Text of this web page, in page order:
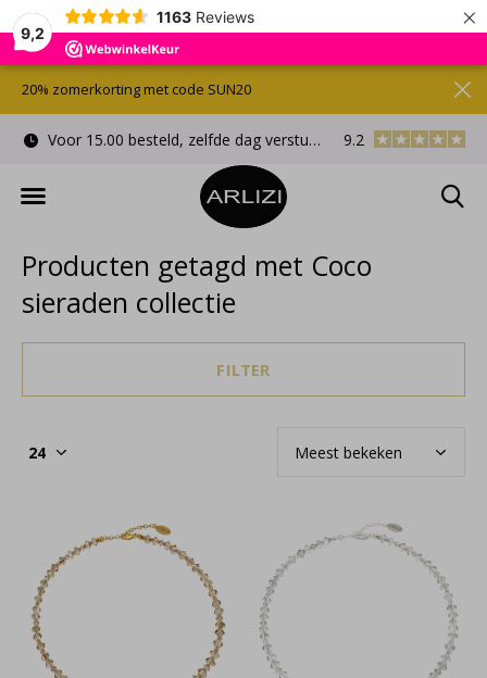
9,2
1163 Reviews ×
Voor 15.00 besteld, zelfde dag verstuurd Gratis
9.2
20% zomerkorting met code SUN20
Producten getagd met Coco
sieraden collectie
FILTER